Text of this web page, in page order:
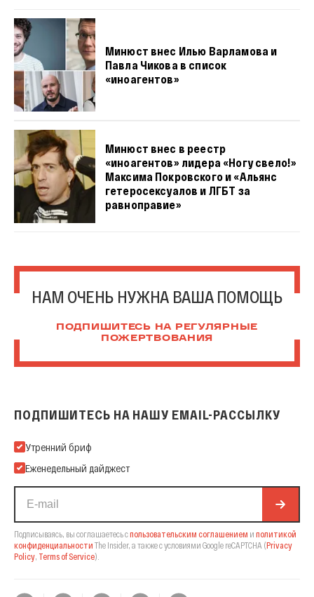
Минюст внес Илью Варламова и
Павла Чикова в список
«иноагентов»
Минюст внес в реестр
«иноагентов» лидера «Ногу свело!»
Максима Покровского и «Альянс
гетеросексуалов и ЛГБТ за
равноправие»
НАМ ОЧЕНЬ НУЖНА ВАША ПОМОЩЬ
ПОДПИШИТЕСЬ НА РЕГУЛЯРНЫЕ
ПОЖЕРТВОВАНИЯ
ПОДПИШИТЕСЬ НА НАШУ EMAIL-РАССЫЛКУ
Подпишитесь на нашу Email-рассылку
Утренний бриф
Еженедельный дайджест
Подписываясь, вы соглашаетесь спользовательским соглашением и политикой
конфиденциальности The Insider, а также с условиями Google reCAPTCHA (Privacy
Policy, Terms of Service).